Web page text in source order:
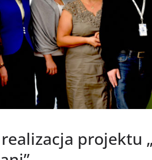
realizacja projektu